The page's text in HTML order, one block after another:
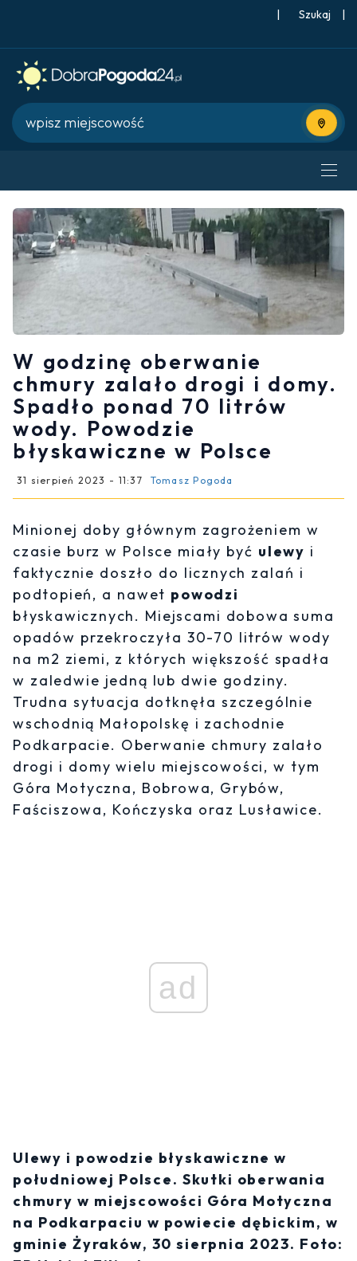
| |
Użyj
W godzinę oberwanie
chmury zalało drogi i domy.
Spadło ponad 70 litrów
wody. Powodzie
błyskawiczne w Polsce
31 sierpień 2023 - 11:37 Tomasz Pogoda
Minionej doby głównym zagrożeniem w
czasie burz w Polsce miały być ulewy i
faktycznie doszło do licznych zalań i
podtopień, a nawet powodzi
błyskawicznych. Miejscami dobowa suma
opadów przekroczyła 30-70 litrów wody
na m2 ziemi, z których większość spadła
w zaledwie jedną lub dwie godziny.
Trudna sytuacja dotknęła szczególnie
wschodnią Małopolskę i zachodnie
Podkarpacie. Oberwanie chmury zalało
drogi i domy wielu miejscowości, w tym
Góra Motyczna, Bobrowa, Grybów,
Faściszowa, Kończyska oraz Lusławice.
ad
Ulewy i powodzie błyskawiczne w
południowej Polsce. Skutki oberwania
chmury w miejscowości Góra Motyczna
na Podkarpaciu w powiecie dębickim, w
gminie Żyraków, 30 sierpnia 2023. Foto: